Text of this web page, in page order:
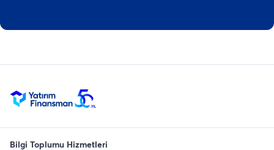
Bilgi Toplumu Hizmetleri